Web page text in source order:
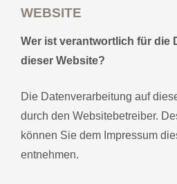
WEBSITE
Wer ist verantwortlich für die
dieser Website?
Die Datenverarbeitung auf
durch den Websitebetreiber.
können Sie dem Impressum
entnehmen.